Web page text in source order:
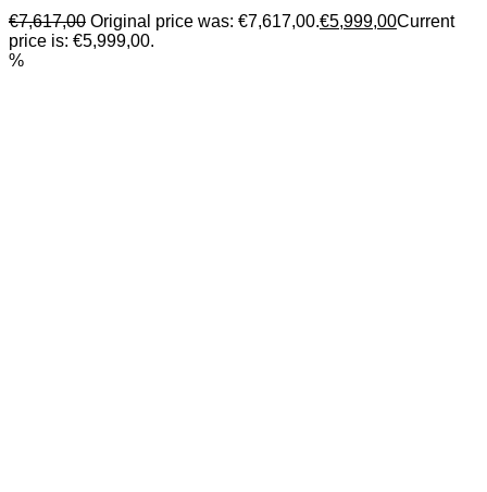
€7,617,00 Original price was: €7,617,00.€5,999,00Current
price is: €5,999,00.
%